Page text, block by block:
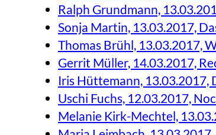
Ralph Grundmann,
Sonja Martin, 13.03.2017,
Thomas Brühl, 13.03.2017,
Gerrit Müller, 14.03.2017,
Iris Hüttemann, 13.03.2017,
Uschi Fuchs, 12.03.2017,
Melanie Kirk-Mechtel,